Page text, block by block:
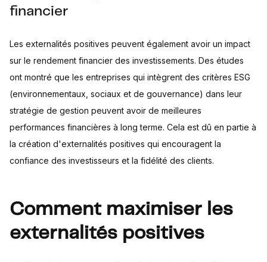
financier
Les externalités positives peuvent également avoir un impact
sur le rendement financier des investissements. Des études
ont montré que les entreprises qui intègrent des critères ESG
(environnementaux, sociaux et de gouvernance) dans leur
stratégie de gestion peuvent avoir de meilleures
performances financières à long terme. Cela est dû en partie à
la création d'externalités positives qui encouragent la
confiance des investisseurs et la fidélité des clients.
Comment maximiser les
externalités positives